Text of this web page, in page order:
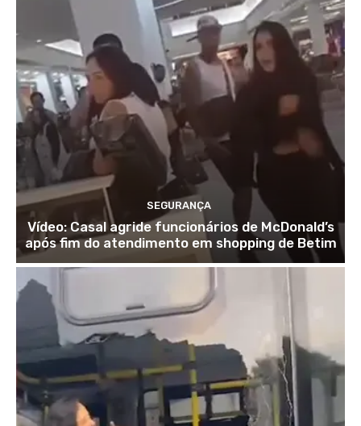
SEGURANÇA
Vídeo: Casal agride funcionários de McDonald’s
após fim do atendimento em shopping de Betim